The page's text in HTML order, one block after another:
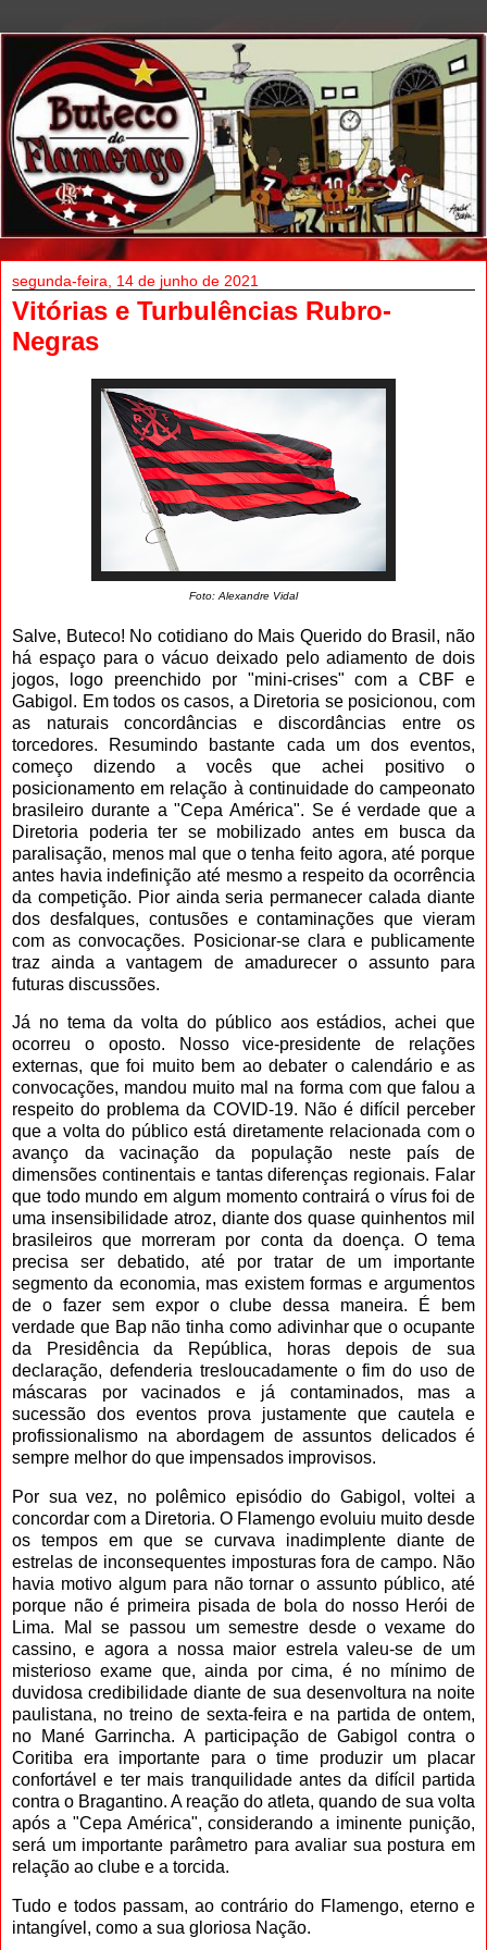
segunda-feira, 14 de junho de 2021
Vitórias e Turbulências Rubro-
Negras
Foto: Alexandre Vidal
Salve, Buteco! No cotidiano do Mais Querido do Brasil, não
há espaço para o vácuo deixado pelo adiamento de dois
jogos, logo preenchido por "mini-crises" com a CBF e
Gabigol. Em todos os casos, a Diretoria se posicionou, com
as naturais concordâncias e discordâncias entre os
torcedores. Resumindo bastante cada um dos eventos,
começo dizendo a vocês que achei positivo o
posicionamento em relação à continuidade do campeonato
brasileiro durante a "Cepa América". Se é verdade que a
Diretoria poderia ter se mobilizado antes em busca da
paralisação, menos mal que o tenha feito agora, até porque
antes havia indefinição até mesmo a respeito da ocorrência
da competição. Pior ainda seria permanecer calada diante
dos desfalques, contusões e contaminações que vieram
com as convocações. Posicionar-se clara e publicamente
traz ainda a vantagem de amadurecer o assunto para
futuras discussões.
Já no tema da volta do público aos estádios, achei que
ocorreu o oposto. Nosso vice-presidente de relações
externas, que foi muito bem ao debater o calendário e as
convocações, mandou muito mal na forma com que falou a
respeito do problema da COVID-19. Não é difícil perceber
que a volta do público está diretamente relacionada com o
avanço da vacinação da população neste país de
dimensões continentais e tantas diferenças regionais. Falar
que todo mundo em algum momento contrairá o vírus foi de
uma insensibilidade atroz, diante dos quase quinhentos mil
brasileiros que morreram por conta da doença. O tema
precisa ser debatido, até por tratar de um importante
segmento da economia, mas existem formas e argumentos
de o fazer sem expor o clube dessa maneira. É bem
verdade que Bap não tinha como adivinhar que o ocupante
da Presidência da República, horas depois de sua
declaração, defenderia tresloucadamente o fim do uso de
máscaras por vacinados e já contaminados, mas a
sucessão dos eventos prova justamente que cautela e
profissionalismo na abordagem de assuntos delicados é
sempre melhor do que impensados improvisos.
Por sua vez, no polêmico episódio do Gabigol, voltei a
concordar com a Diretoria. O Flamengo evoluiu muito desde
os tempos em que se curvava inadimplente diante de
estrelas de inconsequentes imposturas fora de campo. Não
havia motivo algum para não tornar o assunto público, até
porque não é primeira pisada de bola do nosso Herói de
Lima. Mal se passou um semestre desde o vexame do
cassino, e agora a nossa maior estrela valeu-se de um
misterioso exame que, ainda por cima, é no mínimo de
duvidosa credibilidade diante de sua desenvoltura na noite
paulistana, no treino de sexta-feira e na partida de ontem,
no Mané Garrincha. A participação de Gabigol contra o
Coritiba era importante para o time produzir um placar
confortável e ter mais tranquilidade antes da difícil partida
contra o Bragantino. A reação do atleta, quando de sua volta
após a "Cepa América", considerando a iminente punição,
será um importante parâmetro para avaliar sua postura em
relação ao clube e a torcida.
Tudo e todos passam, ao contrário do Flamengo, eterno e
intangível, como a sua gloriosa Nação.